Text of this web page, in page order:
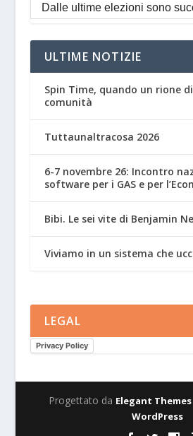
ULTIME NOTIZIE
Spin Time, quando un rione
comunità
Tuttaunaltracosa 2026
6-7 novembre 26: Incontro
software per i GAS e per
Bibi. Le sei vite di Benjamin
Viviamo in un sistema che
LEGAL
Privacy Policy
Progettato da Elegant Themes
WordPress